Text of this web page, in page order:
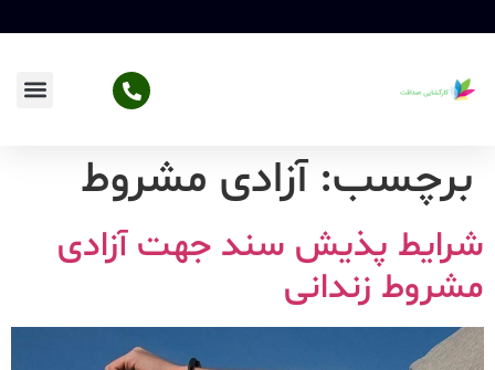
برچسب:آزادی مشروط
شرایط پذیش سند جهت آزادی
مشروط زندانی